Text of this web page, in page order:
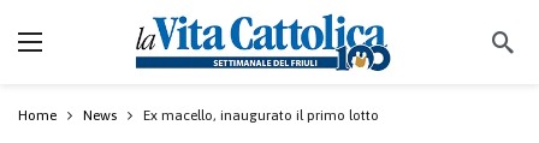
Home News Ex macello, inaugurato il primo lotto